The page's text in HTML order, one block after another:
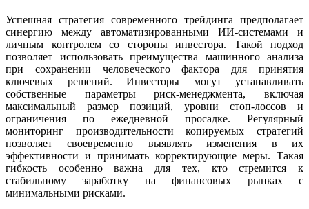
Успешная стратегия современного трейдинга предполагает
синергию между автоматизированными ИИ-системами и
личным контролем со стороны инвестора. Такой подход
позволяет использовать преимущества машинного анализа
при сохранении человеческого фактора для принятия
ключевых решений. Инвесторы могут устанавливать
собственные параметры риск-менеджмента, включая
максимальный размер позиций, уровни стоп-лоссов и
ограничения по ежедневной просадке. Регулярный
мониторинг производительности копируемых стратегий
позволяет своевременно выявлять изменения в их
эффективности и принимать корректирующие меры. Такая
гибкость особенно важна для тех, кто стремится к
стабильному заработку на финансовых рынках с
минимальными рисками.